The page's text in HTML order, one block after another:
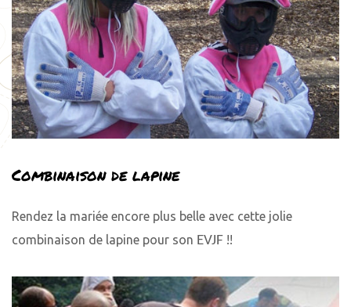
Combinaison de lapine
Rendez la mariée encore plus belle avec cette jolie
combinaison de lapine pour son EVJF !!